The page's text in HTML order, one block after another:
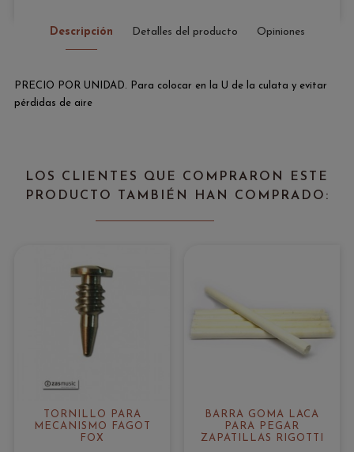
Descripción Detalles del producto Opiniones
PRECIO POR UNIDAD. Para colocar en la U de la culata y evitar
pérdidas de aire
LOS CLIENTES QUE COMPRARON ESTE
PRODUCTO TAMBIÉN HAN COMPRADO:
TORNILLO PARA
MECANISMO FAGOT
FOX
BARRA GOMA LACA
PARA PEGAR
ZAPATILLAS RIGOTTI